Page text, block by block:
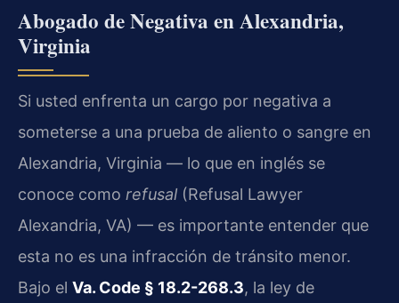
Abogado de Negativa en Alexandria,
Virginia
Si usted enfrenta un cargo por negativa a
someterse a una prueba de aliento o sangre en
Alexandria, Virginia — lo que en inglés se
conoce como refusal (Refusal Lawyer
Alexandria, VA) — es importante entender que
esta no es una infracción de tránsito menor.
Bajo el Va. Code § 18.2-268.3, la ley de